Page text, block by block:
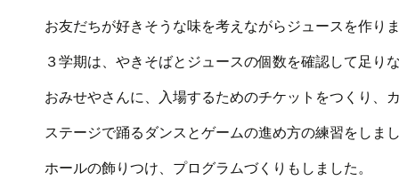
お友だちが好きそうな味を考えながらジュースを作り
３学期は、やきそばとジュースの個数を確認して足り
おみせやさんに、入場するためのチケットをつくり、
ステージで踊るダンスとゲームの進め方の練習をしま
ホールの飾りつけ、プログラムづくりもしました。